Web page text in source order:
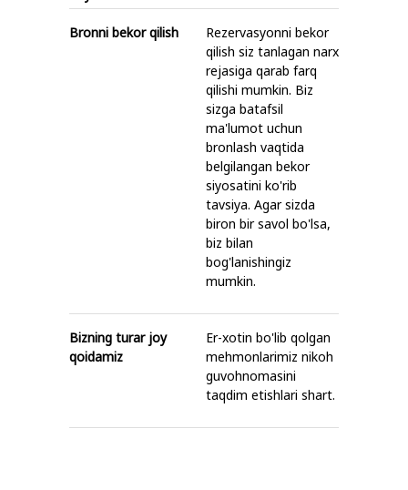
Bronni bekor qilish
Rezervasyonni bekor
qilish siz tanlagan narx
rejasiga qarab farq
qilishi mumkin. Biz
sizga batafsil
ma'lumot uchun
bronlash vaqtida
belgilangan bekor
siyosatini ko'rib
tavsiya. Agar sizda
biron bir savol bo'lsa,
biz bilan
bog'lanishingiz
mumkin.
Bizning turar joy
qoidamiz
Er-xotin bo'lib qolgan
mehmonlarimiz nikoh
guvohnomasini
taqdim etishlari shart.